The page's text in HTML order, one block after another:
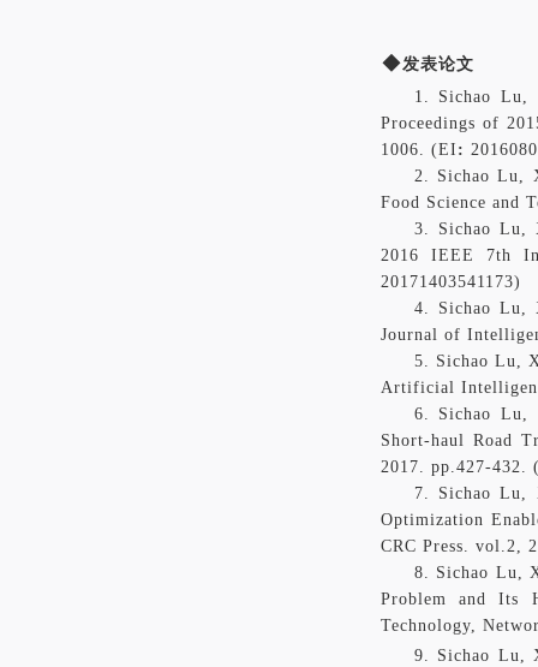
◆发表论文
1.
Sichao Lu,
Proceedings of
1006. (EI :
2. Sichao Lu,
Food Science and
3. Sichao Lu,
2016 IEEE 7th
20171403541173)
4. Sichao Lu,
Journal of
5. Sichao Lu,
Artificial
6.
Sichao Lu,
Short-haul Road
2017. pp.427-432.
7. Sichao Lu,
Optimization
CRC Press. vol.2,
8. Sichao Lu,
Problem and Its
Technology,
9. Sichao Lu,